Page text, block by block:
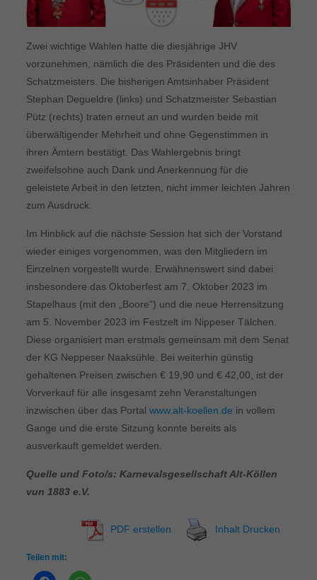
Zwei wichtige Wahlen hatte die diesjährige JHV
vorzunehmen, nämlich die des Präsidenten und die des
Schatzmeisters. Die bisherigen Amtsinhaber Präsident
Stephan Degueldre (links) und Schatzmeister Sebastian
Pütz (rechts) traten erneut an und wurden beide mit
überwältigender Mehrheit und ohne Gegenstimmen in
ihren Ämtern bestätigt. Das Wahlergebnis bringt
zweifelsohne auch Dank und Anerkennung für die
geleistete Arbeit in den letzten, nicht immer leichten Jahren
zum Ausdruck.
Im Hinblick auf die nächste Session hat sich der Vorstand
wieder einiges vorgenommen, was den Mitgliedern im
Einzelnen vorgestellt wurde. Erwähnenswert sind dabei
insbesondere das Oktoberfest am 7. Oktober 2023 im
Stapelhaus (mit den „Boore“) und die neue Herrensitzung
am 5. November 2023 im Festzelt im Nippeser Tälchen.
Diese organisiert man erstmals gemeinsam mit dem Senat
der KG Neppeser Naaksühle. Bei weiterhin günstig
gehaltenen Preisen zwischen € 19,90 und € 42,00, ist der
Vorverkauf für alle insgesamt zehn Veranstaltungen
inzwischen über das Portal www.alt-koellen.de in vollem
Gange und die erste Sitzung konnte bereits als
ausverkauft gemeldet werden.
Quelle und Foto/s: Karnevalsgesellschaft Alt-Köllen
vun 1883 e.V.
PDF erstellen Inhalt Drucken
Teilen mit: